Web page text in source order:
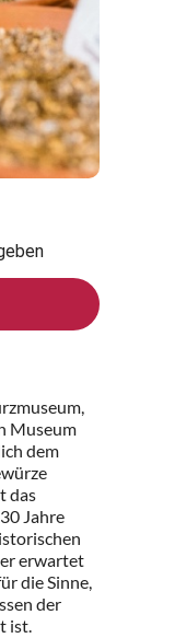
Museum
dem
das
Jahre
erwartet
die Sinne,
der
ist.